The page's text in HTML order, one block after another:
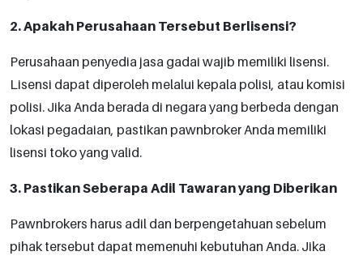
2. Apakah Perusahaan Tersebut Berlisensi?
Perusahaan penyedia jasa gadai wajib memiliki lisensi.
Lisensi dapat diperoleh melalui kepala polisi, atau komisi
polisi. Jika Anda berada di negara yang berbeda dengan
lokasi pegadaian, pastikan pawnbroker Anda memiliki
lisensi toko yang valid.
3. Pastikan Seberapa Adil Tawaran yang Diberikan
Pawnbrokers harus adil dan berpengetahuan sebelum
pihak tersebut dapat memenuhi kebutuhan Anda. Jika